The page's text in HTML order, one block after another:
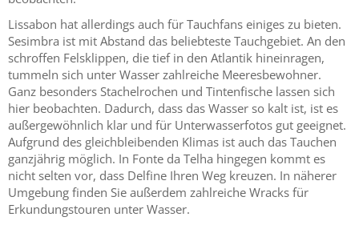
Lissabon hat allerdings auch für Tauchfans einiges zu bieten.
Sesimbra ist mit Abstand das beliebteste Tauchgebiet. An den
schroffen Felsklippen, die tief in den Atlantik hineinragen,
tummeln sich unter Wasser zahlreiche Meeresbewohner.
Ganz besonders Stachelrochen und Tintenfische lassen sich
hier beobachten. Dadurch, dass das Wasser so kalt ist, ist es
außergewöhnlich klar und für Unterwasserfotos gut geeignet.
Aufgrund des gleichbleibenden Klimas ist auch das Tauchen
ganzjährig möglich. In Fonte da Telha hingegen kommt es
nicht selten vor, dass Delfine Ihren Weg kreuzen. In näherer
Umgebung finden Sie außerdem zahlreiche Wracks für
Erkundungstouren unter Wasser.